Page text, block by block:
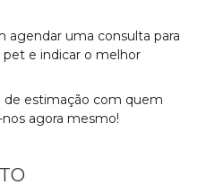
agendar uma consulta para
pet e indicar o melhor
de estimação com quem
agora mesmo!